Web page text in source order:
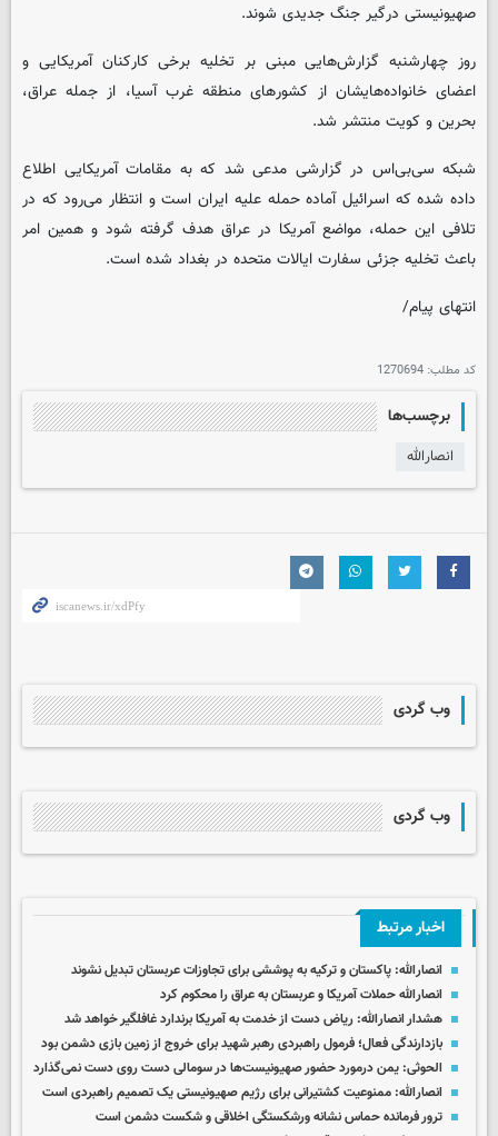
صهیونیستی درگیر جنگ جدیدی شوند.
روز چهارشنبه گزارش‌هایی مبنی بر تخلیه برخی کارکنان آمریکایی و
اعضای خانواده‌هایشان از کشورهای منطقه غرب آسیا، از جمله عراق،
بحرین و کویت منتشر شد.
شبکه سی‌بی‌اس در گزارشی مدعی شد که به مقامات آمریکایی اطلاع
داده شده که اسرائیل آماده حمله علیه ایران است و انتظار می‌رود که در
تلافی این حمله، مواضع آمریکا در عراق هدف گرفته شود و همین امر
باعث تخلیه جزئی سفارت ایالات متحده در بغداد شده است.
انتهای پیام/
کد مطلب: 1270694
برچسب‌ها
انصارالله
وب گردی
وب گردی
اخبار مرتبط
انصارالله: پاکستان و ترکیه به پوششی برای تجاوزات عربستان تبدیل نشوند
انصارالله حملات آمریکا و عربستان به عراق را محکوم کرد
هشدار انصارالله: ریاض دست از خدمت به آمریکا برندارد غافلگیر خواهد شد
بازدارندگی فعال؛ فرمول راهبردی رهبر شهید برای خروج از زمین بازی دشمن بود
الحوثی: یمن درمورد حضور صهیونیست‌ها در سومالی دست روی دست نمی‌گذارد
انصارالله: ممنوعیت کشتیرانی برای رژیم صهیونیستی یک تصمیم راهبردی است
ترور فرمانده حماس نشانه ورشکستگی اخلاقی و شکست دشمن است